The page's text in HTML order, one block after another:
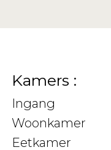
Kamers :
Ingang
Woonkamer
Eetkamer